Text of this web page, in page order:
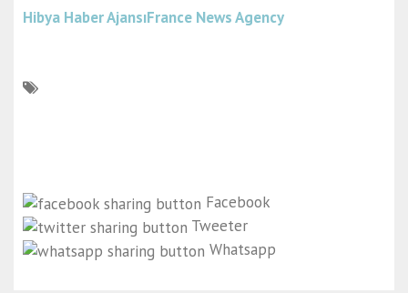
Hibya Haber AjansıFrance News Agency
Facebook
Tweeter
Whatsapp